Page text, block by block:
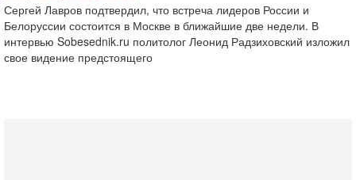
Сергей Лавров подтвердил, что встреча лидеров России и
Белоруссии состоится в Москве в ближайшие две недели. В
интервью Sobesednik.ru политолог Леонид Радзиховский изложил
свое видение предстоящего